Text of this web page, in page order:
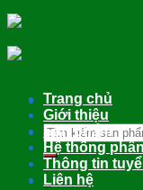
Tìm
kiếm:
0
Trang chủ
Giới thiệu
Sản phẩm
Hệ thống
Thông tin
Liên hệ